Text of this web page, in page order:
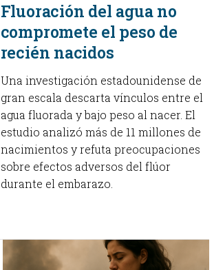
Fluoración del agua no
compromete el peso de
recién nacidos
Una investigación estadounidense de
gran escala descarta vínculos entre el
agua fluorada y bajo peso al nacer. El
estudio analizó más de 11 millones de
nacimientos y refuta preocupaciones
sobre efectos adversos del flúor
durante el embarazo.